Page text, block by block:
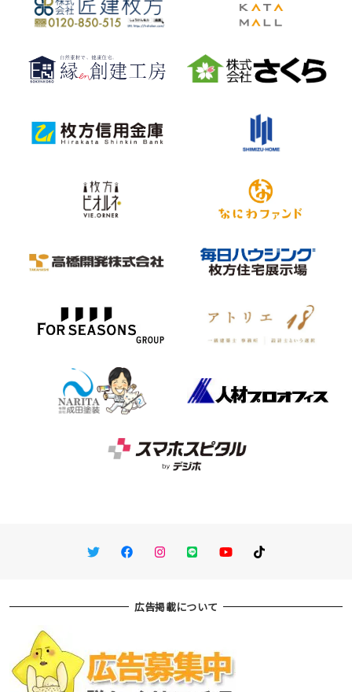
TwitterFacebookInstagram
LINE You TubeTikTok
広告掲載について